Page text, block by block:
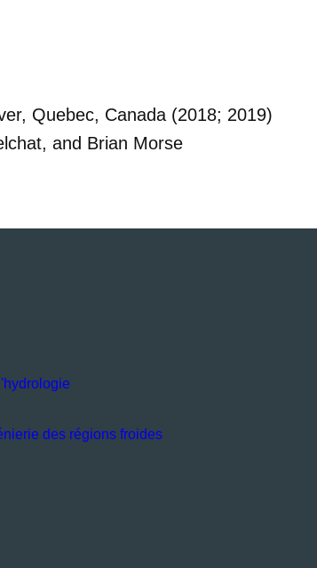
Quebec, Canada (2018; 2019)
and Brian Morse
des régions froides